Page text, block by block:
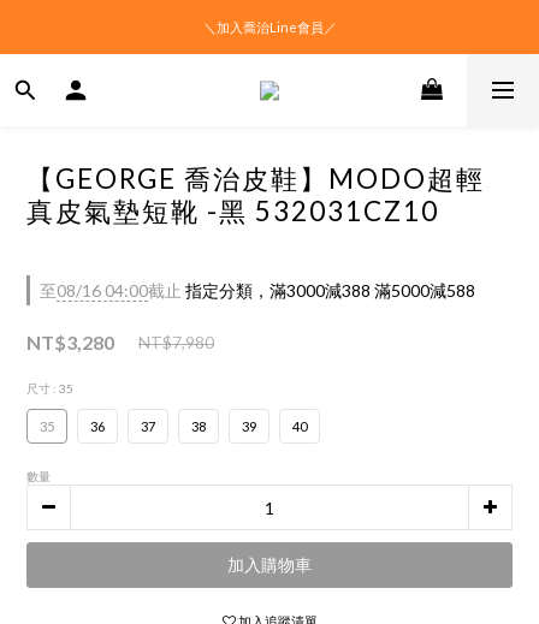
＼加入喬治Line會員／
【GEORGE 喬治皮鞋】MODO超輕
真皮氣墊短靴 -黑 532031CZ10
至08/16 04:00截止 指定分類，滿3000減388 滿5000減588
NT$3,280 NT$7,980
尺寸 : 35
35 36 37 38 39 40
數量
加入購物車